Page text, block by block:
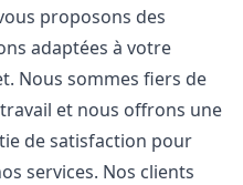
proposons des
adaptées à votre
Nous sommes fiers de
et nous offrons une
de satisfaction pour
services. Nos clients